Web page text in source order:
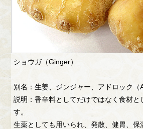
ショウガ（Ginger）
別名：生姜、ジンジャー、アドロック（
説明：香辛料としてだけではなく食材と
す。
生薬としても用いられ、発散、健胃、保